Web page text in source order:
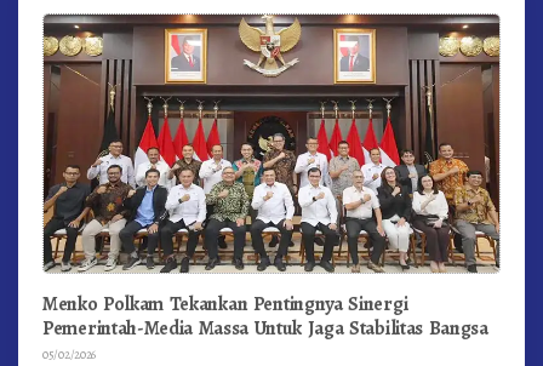
Menko Polkam Tekankan Pentingnya Sinergi
Pemerintah-Media Massa Untuk Jaga Stabilitas Bangsa
05/02/2026